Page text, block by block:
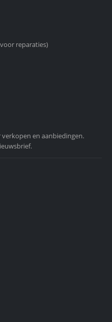
reparaties)
en aanbiedingen.